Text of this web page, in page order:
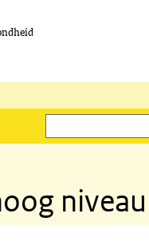
Zoeken
niveau